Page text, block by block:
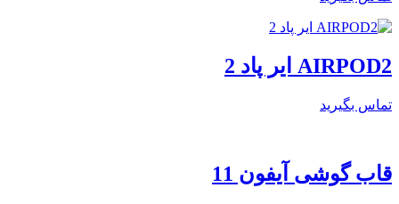
AIRPOD2 ایر پاد 2
تماس بگیرید
قاب گوشی آیفون 11